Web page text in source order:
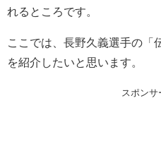
れるところです。
ここでは、長野久義選手の「
を紹介したいと思います。
スポンサ